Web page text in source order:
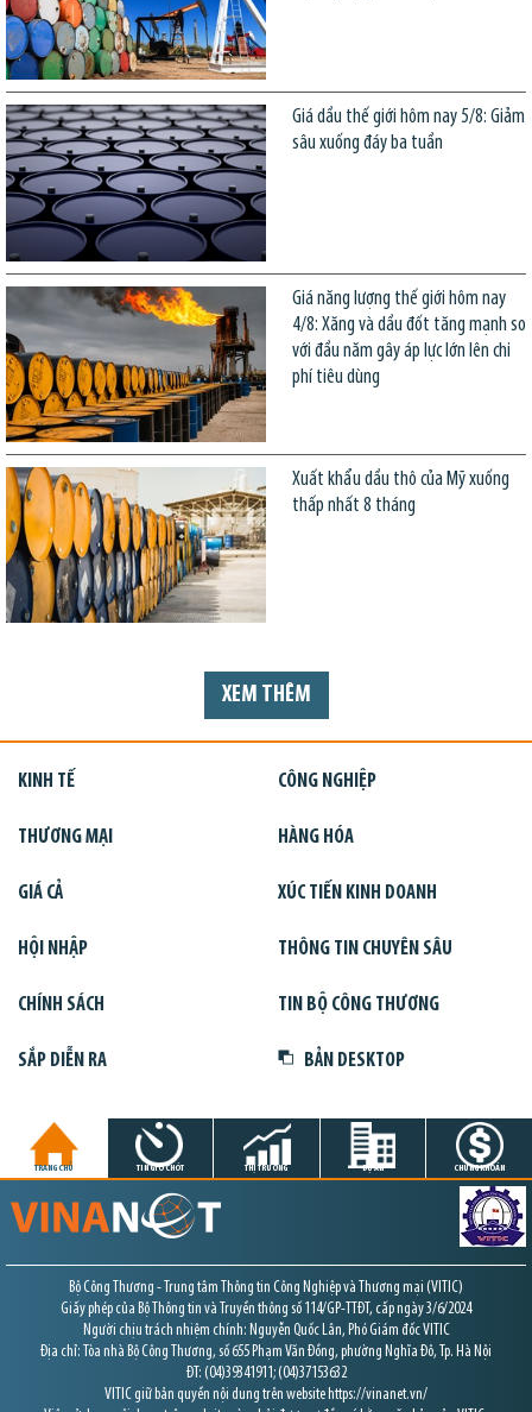
Giá dầu thế giới hôm nay 5/8: Giảm
sâu xuống đáy ba tuần
Giá năng lượng thế giới hôm nay
4/8: Xăng và dầu đốt tăng mạnh so
với đầu năm gây áp lực lớn lên chi
phí tiêu dùng
Xuất khẩu dầu thô của Mỹ xuống
thấp nhất 8 tháng
XEM THÊM
KINH TẾ CÔNG NGHIỆP
THƯƠNG MẠI HÀNG HÓA
GIÁ CẢ XÚC TIẾN KINH DOANH
HỘI NHẬP THÔNG TIN CHUYÊN SÂU
CHÍNH SÁCH TIN BỘ CÔNG THƯƠNG
SẮP DIỄN RA BẢN DESKTOP
TRANG CHỦ TIN GIỜ CHÓT THỊ TRƯỜNG DỰ ÁN CHỨNG KHOÁN
Bộ Công Thương - Trung tâm Thông tin Công Nghiệp và Thương mại (VITIC)
Giấy phép của Bộ Thông tin và Truyền thông số 114/GP-TTĐT, cấp ngày 3/6/2024
Người chịu trách nhiệm chính: Nguyễn Quốc Lân, Phó Giám đốc VITIC
Địa chỉ: Tòa nhà Bộ Công Thương, số 655 Phạm Văn Đồng, phường Nghĩa Đô, Tp. Hà Nội
ĐT: (04)39341911; (04)37153632
VITIC giữ bản quyền nội dung trên website https://vinanet.vn/